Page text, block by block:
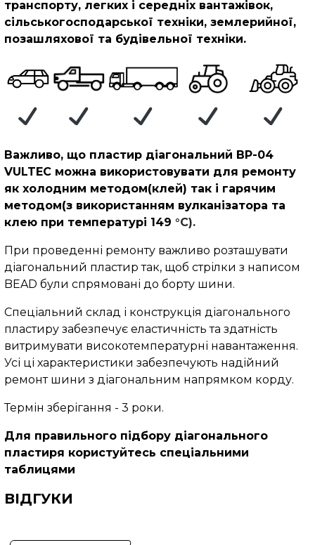
транспорту, легких і середніх вантажівок,
сільськогосподарської техніки, землерийної,
позашляхової та будівельної техніки.
Важливо, що пластир діагональний BP-04
VULTEC можна використовувати для ремонту
як холодним методом(клей) так і гарячим
методом(з використанням вулканізатора та
клею при температурі 149 °C).
При проведенні ремонту важливо розташувати
діагональний пластир так, щоб стрілки з написом
BEAD були спрямовані до борту шини.
Спеціальний склад і конструкція діагонального
пластиру забезпечує еластичність та здатність
витримувати високотемпературні навантаження.
Усі ці характеристики забезпечують надійний
ремонт шини з діагональним напрямком корду.
Термін зберігання - 3 роки.
Для правильного підбору діагонального
пластиря користуйтесь спеціальними
таблицями
ВІДГУКИ